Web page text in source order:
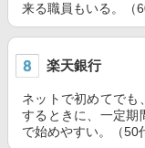
来る職員もいる。（
楽天銀行
ネットで初めてでも
するときに、一定期
で始めやすい。（50